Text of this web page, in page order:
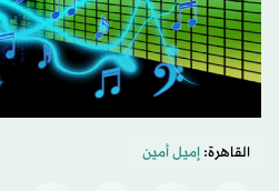
القاهرة:إميل أمين